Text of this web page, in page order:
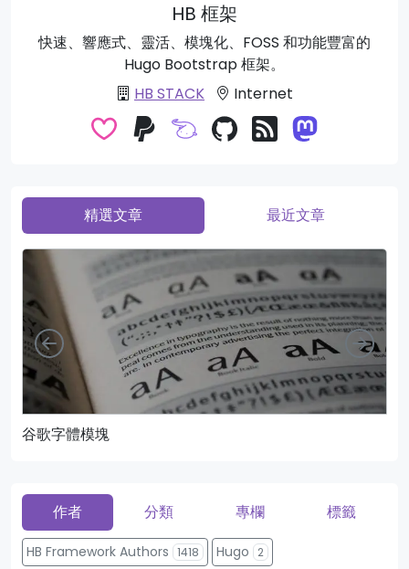
HB 框架
快速、響應式、靈活、模塊化、FOSS 和功能豐富的
Hugo Bootstrap 框架。
HB STACK
Internet
精選文章 最近文章
谷歌字體模塊
向左 向右
作者 分類 專欄 標籤
HB Framework Authors 1418 Hugo 2